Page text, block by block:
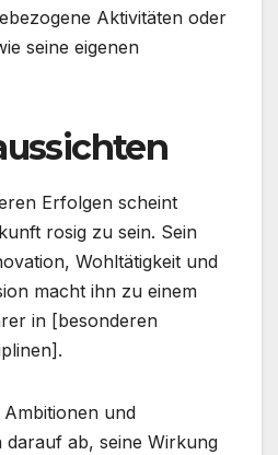
Aktivitäten oder
seine eigenen
Erfolgen scheint
rosig zu sein. Sein
Wohltätigkeit und
macht ihn zu einem
in [besonderen
und
darauf ab, seine Wirkung